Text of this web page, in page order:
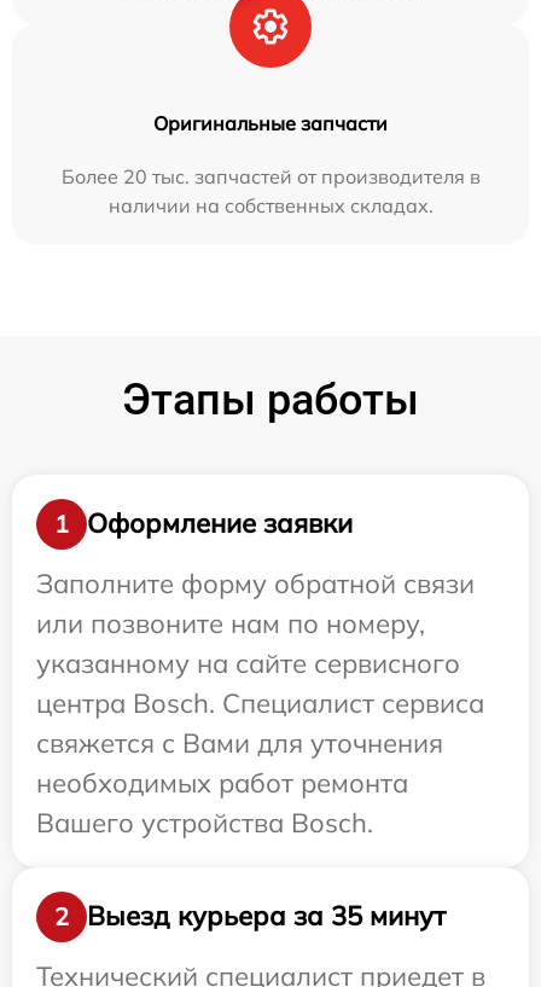
Оригинальные запчасти
Более 20 тыс. запчастей от производителя в
наличии на собственных складах.
Этапы работы
1
Оформление заявки
Заполните форму обратной связи
или позвоните нам по номеру,
указанному на сайте сервисного
центра Bosch. Специалист сервиса
свяжется с Вами для уточнения
необходимых работ ремонта
Вашего устройства Bosch.
2
Выезд курьера за 35 минут
Технический специалист приедет в